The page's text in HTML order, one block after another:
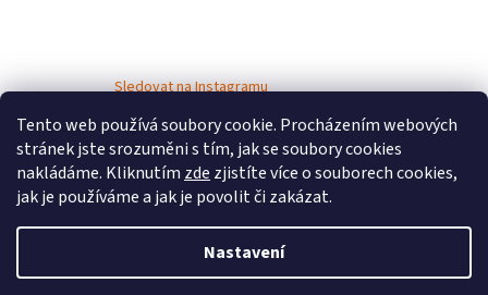
Tento web používá soubory cookie. Procházením webových
stránek jste srozuměni s tím, jak se soubory cookies
nakládáme. Kliknutím zde zjistíte více o souborech cookies,
jak je používáme a jak je povolit či zakázat.
Nastavení
Sledovat na Instagramu
Vytvořil Shoptet